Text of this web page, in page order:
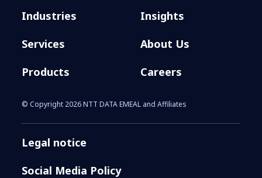
Industries
Services
Products
Insights
About Us
Careers
© Copyright 2026 NTT DATA EMEAL and Affiliates
Legal notice
Social Media Policy